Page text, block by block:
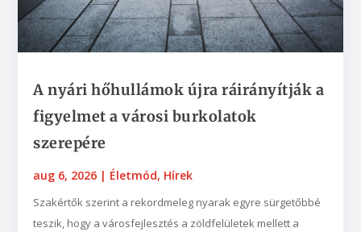
A nyári hőhullámok újra ráirányítják a
figyelmet a városi burkolatok
szerepére
aug 6, 2026 | Életmód, Hírek
Szakértők szerint a rekordmeleg nyarak egyre sürgetőbbé
teszik, hogy a városfejlesztés a zöldfelületek mellett a